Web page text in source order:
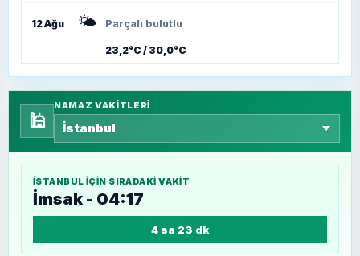
12 Ağu 🌤️ Parçalı bulutlu
23,2°C / 30,0°C
🕌
NAMAZ VAKITLERI
İSTANBUL IÇIN SIRADAKI VAKIT
İmsak - 04:17
4 sa 23 dk